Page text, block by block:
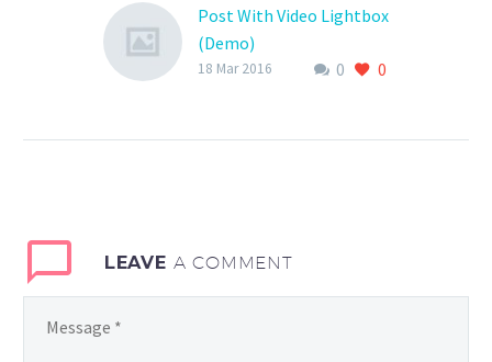
Post With Video Lightbox
(Demo)
Lorem Ipsum. Proin
0 0
18 Mar 2016
LEAVE A COMMENT